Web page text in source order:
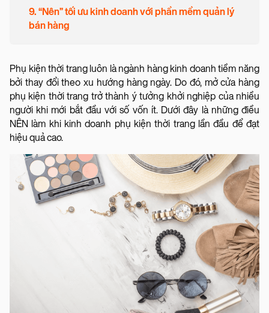
9. “Nên” tối ưu kinh doanh với phần mềm quản lý
bán hàng
Phụ kiện thời trang luôn là ngành hàng kinh doanh tiềm năng
bởi thay đổi theo xu hướng hàng ngày. Do đó, mở cửa hàng
phụ kiện thời trang trở thành ý tưởng khởi nghiệp của nhiều
người khi mới bắt đầu với số vốn ít. Dưới đây là những điều
NÊN làm khi kinh doanh phụ kiện thời trang lần đầu để đạt
hiệu quả cao.